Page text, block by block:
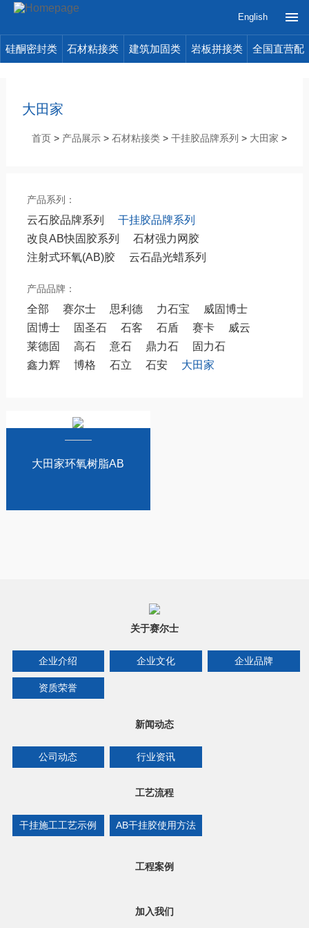
English
硅酮密封类 石材粘接类 建筑加固类 岩板拼接类 全国直营配
大田家
首页 > 产品展示 >石材粘接类 >干挂胶品牌系列 > 大田家 >
产品系列：
云石胶品牌系列
干挂胶品牌系列
改良AB快固胶系列
石材强力网胶
注射式环氧(AB)胶
云石晶光蜡系列
产品品牌：
全部 赛尔士 思利德 力石宝
威固博士
固博士
固圣石 石客 石盾 赛卡
威云
莱德固
高石 意石 鼎力石
固力石
鑫力辉
博格 石立 石安 大田家
大田家环氧树脂AB
关于赛尔士
企业介绍 企业文化 企业品牌
资质荣誉
新闻动态
公司动态 行业资讯
工艺流程
干挂施工工艺示例 AB干挂胶使用方法
工程案例
加入我们